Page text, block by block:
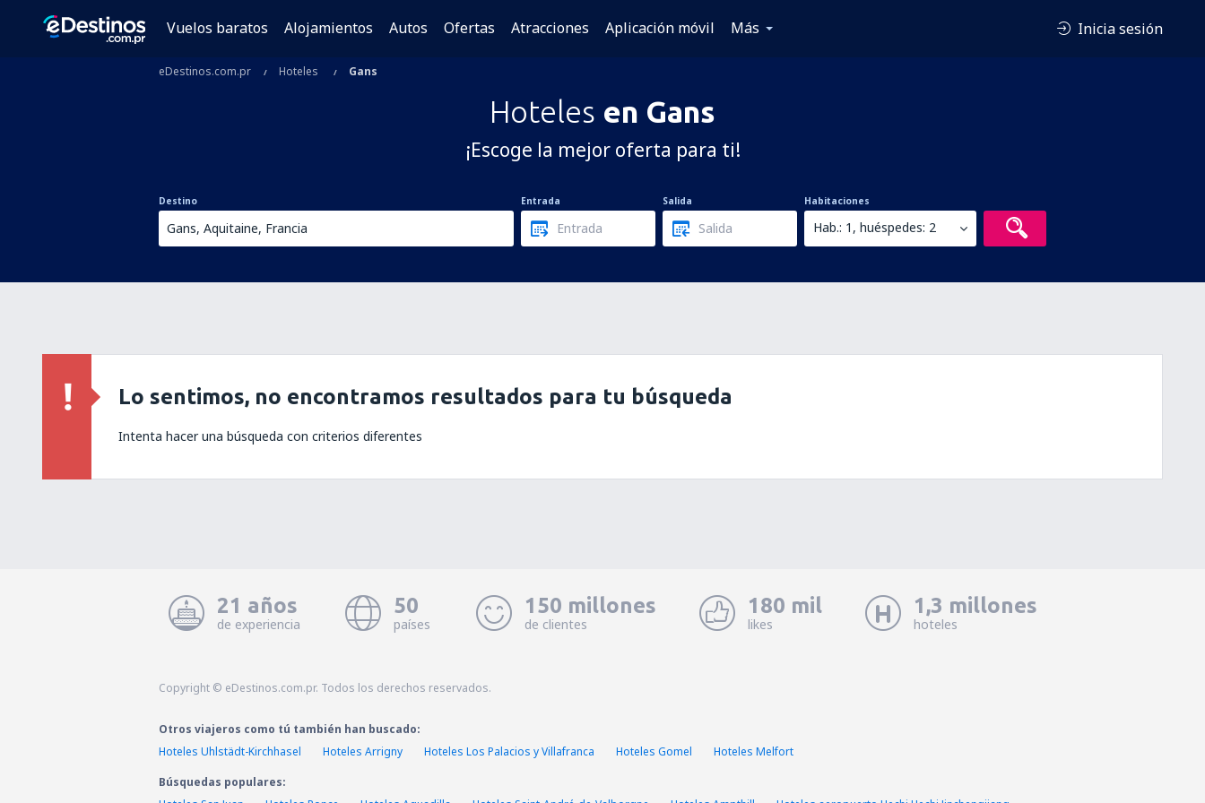
Vuelos baratos Alojamientos Autos Ofertas Atracciones Aplicación móvil Más Inicia sesión
eDestinos.com.pr Hoteles Gans
Hoteles en Gans
¡Escoge la mejor oferta para ti!
Destino Entrada Salida Habitaciones
Hab.: 1, huéspedes: 2
Lo sentimos, no encontramos resultados para tu búsqueda
Intenta hacer una búsqueda con criterios diferentes
21 años
de experiencia
50
países
150 millones
de clientes
180 mil
likes
1,3 millones
hoteles
Copyright © eDestinos.com.pr. Todos los derechos reservados.
Otros viajeros como tú también han buscado:
Hoteles Uhlstädt-Kirchhasel
Hoteles Arrigny Hoteles Los Palacios y Villafranca Hoteles Gomel
Hoteles Melfort
Búsquedas populares: